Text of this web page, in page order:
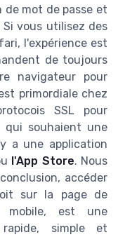
mot de passe et
vous utilisez des
l'expérience est
de toujours
navigateur pour
primordiale chez
SSL pour
qui souhaient une
a une application
l'App Store. Nous
accéder
sur la page de
mobile, est une
simple et